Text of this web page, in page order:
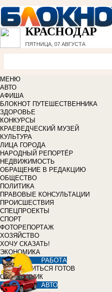
КРАСНОДАР
ПЯТНИЦА, 07 АВГУСТА
МЕНЮ
АВТО
АФИША
БЛОКНОТ ПУТЕШЕСТВЕННИКА
ЗДОРОВЬЕ
КОНКУРСЫ
КРАЕВЕДЧЕСКИЙ МУЗЕЙ
КУЛЬТУРА
ЛИЦА ГОРОДА
НАРОДНЫЙ РЕПОРТЁР
НЕДВИЖИМОСТЬ
ОБРАЩЕНИЕ В РЕДАКЦИЮ
ОБЩЕСТВО
ПОЛИТИКА
ПРАВОВЫЕ КОНСУЛЬТАЦИИ
ПРОИСШЕСТВИЯ
СПЕЦПРОЕКТЫ
СПОРТ
ФОТОРЕПОРТАЖ
ХОЗЯЙСТВО
ХОЧУ СКАЗАТЬ!
ЭКОНОМИКА
РАБОТА
УЧИТЬСЯ ГОТОВ
СПРАВОЧНИК
АВТО